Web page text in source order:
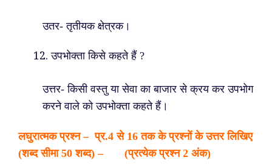
उतर- तृतीयक क्षेत्रक।
उपभोक्ता किसे कहते हैं ?
उत्तर- किसी वस्तु या सेवा का बाजार से क्रय कर उपभोग
करने वाले को उपभोक्ता कहते हैं।
लघुरात्मक प्रश्न – प्र.4 से 16 तक के प्रश्नों के उत्तर लिखिए
(शब्द सीमा 50 शब्द) – (प्रत्येक प्रश्न 2 अंक)